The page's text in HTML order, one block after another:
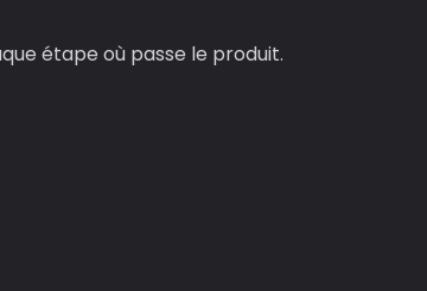
étape où passe le produit.